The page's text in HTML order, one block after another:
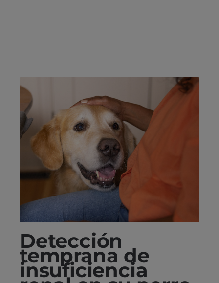
Detección
temprana de
insuficiencia